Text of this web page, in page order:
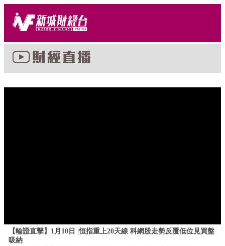
【輪證直擊】1月10日 |恒指重上20天線 科網股走勢反覆低位見買盤
吸納